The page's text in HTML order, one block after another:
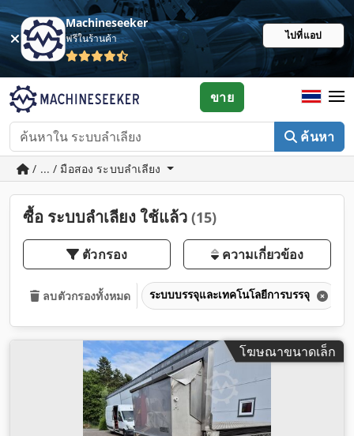
Machineseeker
ฟรีในร้านค้า ไปที่แอป
ค้นหา
ขาย
/ ... / มือสอง ระบบลำเลียง
ซื้อ ระบบลำเลียง ใช้แล้ว (15)
ตัวกรอง ความเกี่ยวข้อง
ลบตัวกรองทั้งหมด ระบบบรรจุและเทคโนโลยีการบรรจุ
โฆษณาขนาดเล็ก